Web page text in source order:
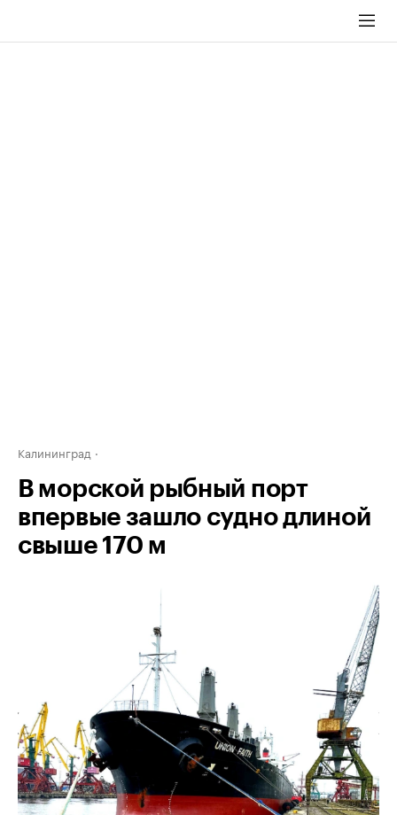
Калининград
В морской рыбный порт
впервые зашло судно длиной
свыше 170 м